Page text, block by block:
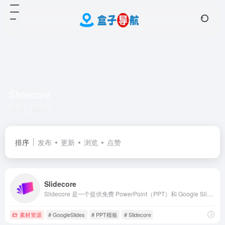
排序 发布 更新 浏览 点赞
Slidecore
素材资源 # GoogleSlides # PPT模板 # Slidecore